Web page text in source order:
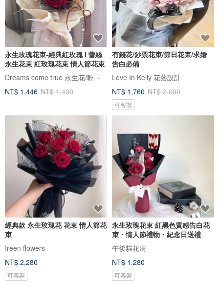
永生玫瑰花束-經典紅玫瑰 l 蕾絲
永生花束 紅玫瑰花束 情人節花束
Dreams come true 永生花/乾燥花
NT$ 1,446 NT$ 1,490
有錢花/鈔票花束/節日花束/求婚
告白必備
Love In Kelly 花藝設計
NT$ 1,760 NT$ 2,000
可客製
經典款 永生玫瑰花 花束 情人節花
束
Ireen flowers
NT$ 2,280
可客製
永生玫瑰花束 紅黑色質感告白花
束・情人節禮物・紀念日送禮
午後貓花房
NT$ 1,280
可客製